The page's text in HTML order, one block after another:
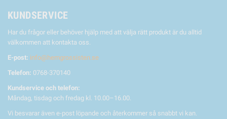
KUNDSERVICE
Har du frågor eller behöver hjälp med att välja rätt produkt är du alltid
välkommen att kontakta oss.
E-post: info@hemgrossisten.se
Telefon: 0768-370140
Kundservice och telefon:
Måndag, tisdag och fredag kl. 10.00–16.00.
Vi besvarar även e-post löpande och återkommer så snabbt vi kan.